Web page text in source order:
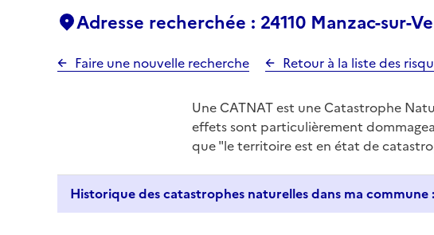
Adresse recherchée : 24110 Manzac-sur-
Faire une nouvelle recherche Retour à la liste des
Une CATNAT est une Catastrophe
effets sont particulièrement
que "le territoire est en état de